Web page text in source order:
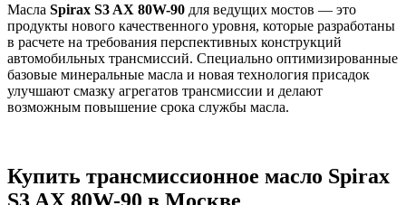
Масла Spirax S3 AX 80W-90 для ведущих мостов — это
продукты нового качественного уровня, которые разработаны
в расчете на требования перспективных конструкций
автомобильных трансмиссий. Специально оптимизированные
базовые минеральные масла и новая технология присадок
улучшают смазку агрегатов трансмиссии и делают
возможным повышение срока службы масла.
Купить трансмиссионное масло Spirax
S3 AX 80W-90 в Москве